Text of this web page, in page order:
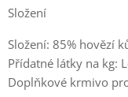
Složení
Složení: 85% hovězí
Přídatné látky na kg:
Doplňkové krmivo